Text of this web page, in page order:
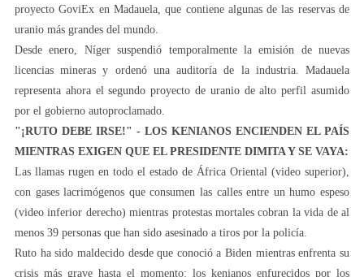
proyecto GoviEx en Madauela, que contiene algunas de las reservas de
uranio más grandes del mundo.
Desde enero, Níger suspendió temporalmente la emisión de nuevas
licencias mineras y ordenó una auditoría de la industria. Madauela
representa ahora el segundo proyecto de uranio de alto perfil asumido
por el gobierno autoproclamado.
"¡RUTO DEBE IRSE!" - LOS KENIANOS ENCIENDEN EL PAÍS
MIENTRAS EXIGEN QUE EL PRESIDENTE DIMITA Y SE VAYA:
Las llamas rugen en todo el estado de África Oriental (video superior),
con gases lacrimógenos que consumen las calles entre un humo espeso
(video inferior derecho) mientras protestas mortales cobran la vida de al
menos 39 personas que han sido asesinado a tiros por la policía.
Ruto ha sido maldecido desde que conoció a Biden mientras enfrenta su
crisis más grave hasta el momento: los kenianos enfurecidos por los